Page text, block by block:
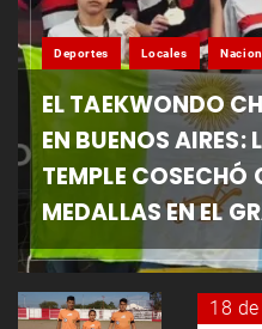
Deportes Locales
EL TAEKWONDO
EN BUENOS AIRES:
TEMPLE COSECHÓ
MEDALLAS EN EL
18